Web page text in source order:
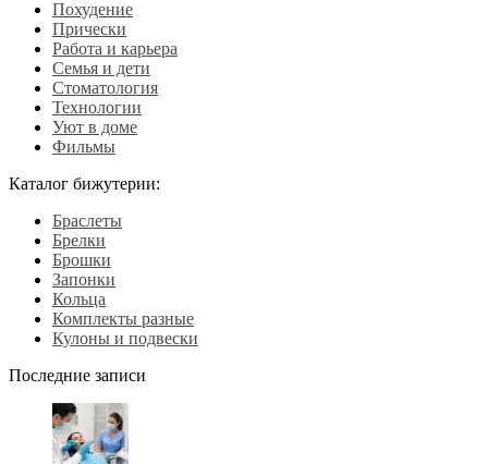
Похудение
Прически
Работа и карьера
Семья и дети
Стоматология
Технологии
Уют в доме
Фильмы
Каталог бижутерии:
Браслеты
Брелки
Брошки
Запонки
Кольца
Комплекты разные
Кулоны и подвески
Последние записи